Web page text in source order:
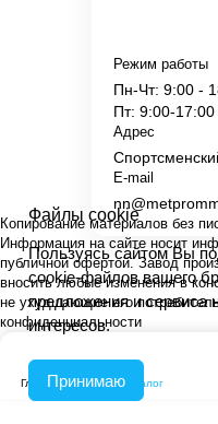
E-mail
Адрес
Режим работы
Пн-Чт: 9:00 -
Пт: 9:00-17:00
Копирование материалов без
Информация на сайте носит
публичной офертой. Завод
вносить любые изменения в
не ухудшающие его
конфиденциальности
Главная Каталог
Файлы cookie
Пользуясь сайтом Вы
cookie-файлов вашего
предложения и сервиса
интересов.
Принимаю